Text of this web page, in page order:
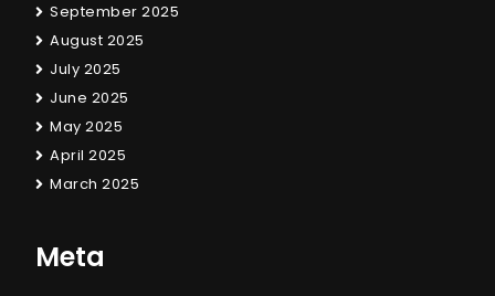
September 2025
August 2025
July 2025
June 2025
May 2025
April 2025
March 2025
Meta